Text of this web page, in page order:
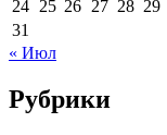
24 25 26 27 28 29
31
« Июл
Рубрики